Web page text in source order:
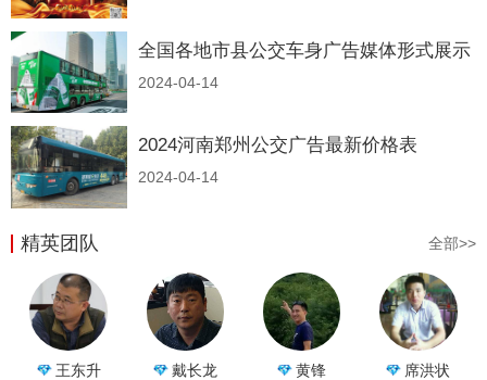
全国各地市县公交车身广告媒体形式展示
2024-04-14
2024河南郑州公交广告最新价格表
2024-04-14
精英团队 全部>>
王东升 戴长龙 黄锋 席洪状